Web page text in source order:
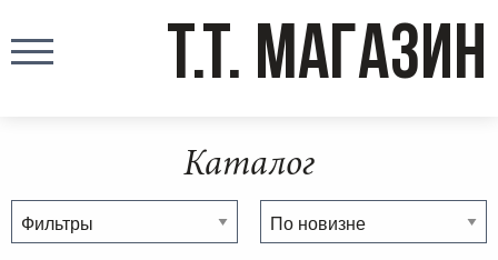
T.T. МАГАЗИН
Каталог